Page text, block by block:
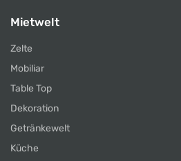
Mietwelt
Zelte
Mobiliar
Table Top
Dekoration
Getränkewelt
Küche